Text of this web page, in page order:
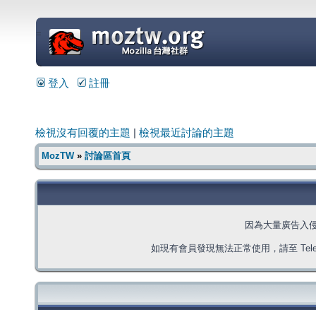
=
登入 註冊
檢視沒有回覆的主題 檢視最近討論的主題
MozTW» 討論區首頁
因為大量廣告入
如現有會員發現無法正常使用，請至